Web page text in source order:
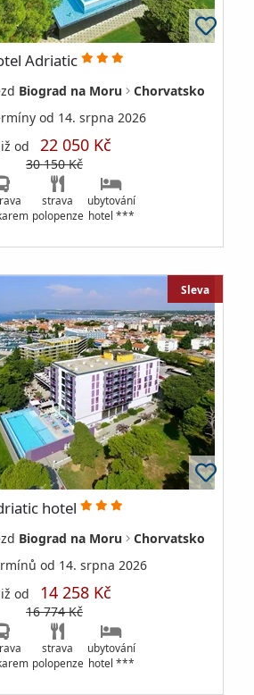
Adriatic
Biograd na Moru
Chorvatsko
od 14. srpna 2026
od 22 050 Kč
30 150 Kč
strava
polopenze
ubytování
hotel ***
Sleva
hotel
Biograd na Moru
Chorvatsko
od 14. srpna 2026
od 14 258 Kč
16 774 Kč
strava
polopenze
ubytování
hotel ***